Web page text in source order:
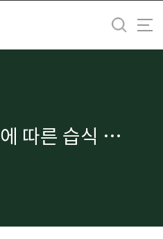
바닥 패널 구조에 따른 습식 바닥복사난방 시스템의 요구 공급수온 저감 효과 분석